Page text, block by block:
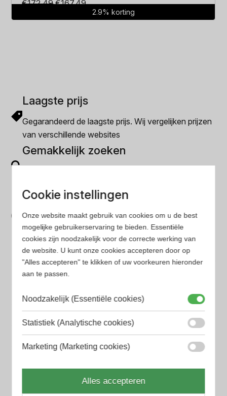
€172.49Oorspronkelijke
€167.49Huidige
prijs
2.9% korting
Laagste prijs
Gegarandeerd de laagste prijs. Wij vergelijken prijzen
van verschillende websites
Gemakkelijk zoeken
Bespaar tijd en geld
Wij hebben alle prijzen voor je verzameld zodat jij
minder tijd en geld kwijt bent
Populaire herengeuren
Amouage Heren parfum
Aramis Heren parfum
Armani Heren parfum
Azzaro Heren parfum
BVLGARI Heren parfum
Cookie instellingen
Onze website maakt gebruik van cookies om u de best
mogelijke gebruikerservaring te bieden. Essentiële
cookies zijn noodzakelijk voor de correcte werking van
de website. U kunt onze cookies accepteren door op
"Alles accepteren" te klikken of uw voorkeuren hieronder
aan te passen.
Noodzakelijk (Essentiële cookies)
Statistiek (Analytische cookies)
Marketing (Marketing cookies)
Alles accepteren